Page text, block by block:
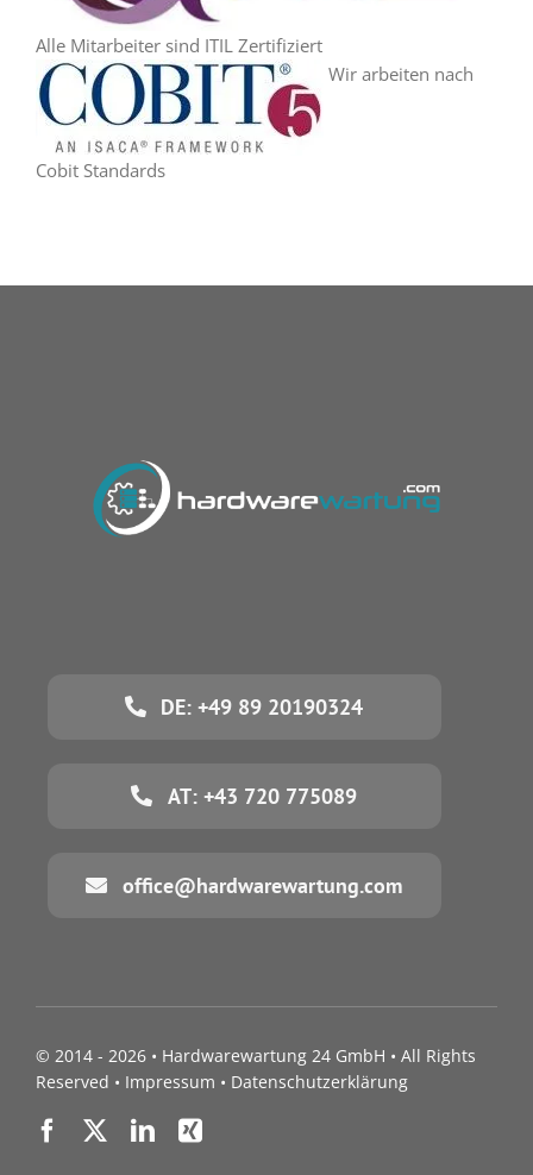
Alle Mitarbeiter sind ITIL Zertifiziert
Wir arbeiten nach
Cobit Standards
DE: +49 89 20190324
AT: +43 720 775089
office@hardwarewartung.com
© 2014 - 2026 • Hardwarewartung 24 GmbH • All Rights
Reserved • Impressum • Datenschutzerklärung